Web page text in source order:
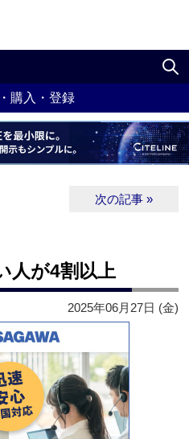
購入・登録
次の記事 »
人が4割以上
2025年06月27日 (金)